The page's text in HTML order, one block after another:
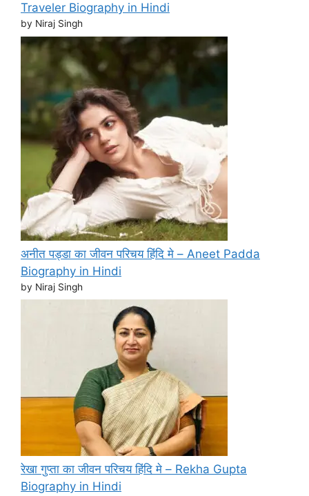
Traveler Biography in Hindi
by Niraj Singh
अनीत पड्डा का जीवन परिचय हिंदि मे – Aneet Padda
Biography in Hindi
by Niraj Singh
रेखा गुप्ता का जीवन परिचय हिंदि मे – Rekha Gupta
Biography in Hindi